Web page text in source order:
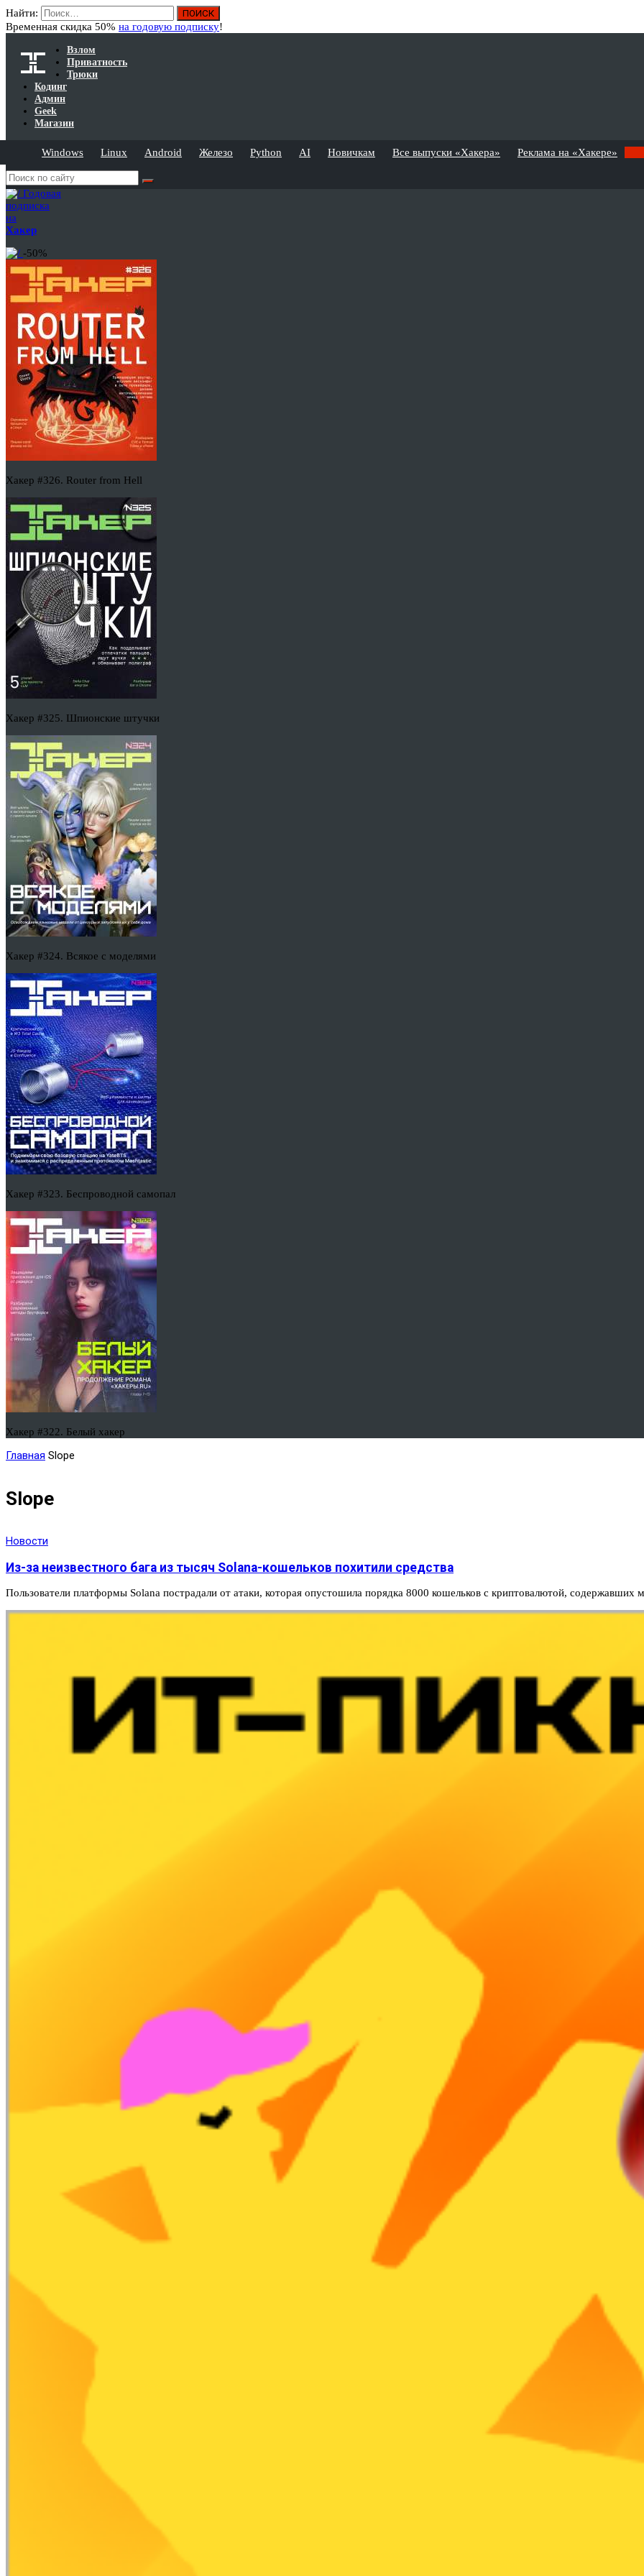
Найти:
Временная скидка 50% на годовую подписку!
Взлом
Приватность
Трюки
Кодинг
Админ
Geek
Магазин
Windows Linux Android Железо Python AI Новичкам Все выпуски «Хакера» Реклама на «Хакере»
Годовая
подписка
на
Хакер
-50%
Хакер #326. Router from Hell
Хакер #325. Шпионские штучки
Хакер #324. Всякое с моделями
Хакер #323. Беспроводной самопал
Хакер #322. Белый хакер
Главная Slope
Slope
Новости
Из-за неизвестного бага из тысяч Solana-кошельков похитили средства
Пользователи платформы Solana пострадали от атаки, которая опустошила порядка 8000 кошельков с криптовалютой, содержавших